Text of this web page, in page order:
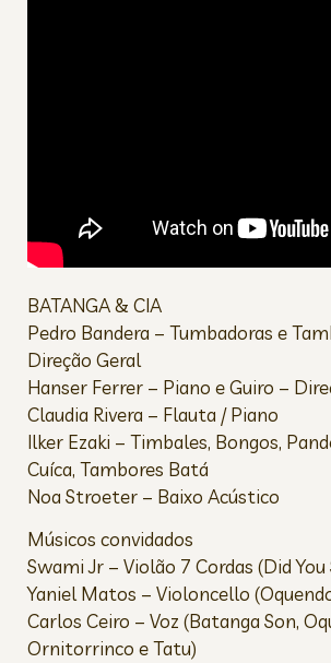
BATANGA & CIA
Pedro Bandera – Tumbadoras e
Direção Geral
Hanser Ferrer – Piano e Guiro –
Claudia Rivera – Flauta / Piano
Ilker Ezaki – Timbales, Bongos,
Cuíca, Tambores Batá
Noa Stroeter – Baixo Acústico
Músicos convidados
Swami Jr – Violão 7 Cordas (Did You
Yaniel Matos – Violoncello
Carlos Ceiro – Voz (Batanga Son,
Ornitorrinco e Tatu)